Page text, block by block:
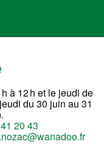
à 12 h et le jeudi de
du 30 juin au 31
20 43